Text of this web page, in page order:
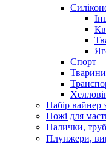
Спорт
Тварини
Набір вайнер
Ножі для
Палички,
Плунжери,